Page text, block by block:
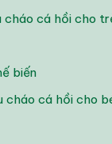
cháo cá hồi cho
biến
cháo cá hồi cho